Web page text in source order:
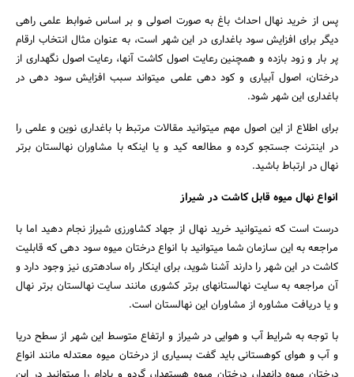
پس از خرید نهال احداث باغ به صورت اصولی و بر اساس ضوابط علمی راهی
دیگر برای افزایش سود باغداری در این شهر است، به عنوان مثال انتخاب ارقام
پر بار و زود بازده و همچنین رعایت اصول کاشت آنها، رعایت اصول نگهداری از
درختان، اصول آبیاری و کود دهی علمی می­تواند سبب افزایش سود دهی در
باغداری این شهر شود.
برای اطلاع از این اصول مهم می­توانید مقالات مرتبط با باغداری نوین و علمی را
در اینترنت جستجو کرده و مطالعه کید و یا اینکه با مشاوران نهالستان برتر
نهال در ارتباط باشید.
انواع نهال میوه قابل کاشت در شیراز
درست است که نمی­توانید خرید نهال از جهاد کشاورزی شیراز نجام دهید اما با
مراجعه به این سازمان شما می­توانید با انواع درختان میوه سود دهی که قابلیت
کاشت در این شهر را دارند آشنا شوید، برای اینکار راه ساده­تری نیز وجود دارد و
آن مراجعه به سایت نهالستان­های برتر کشوری مانند سایت نهالستان برتر نهال
و یا دریافت مشاوره از مشاوران این نهالستان است.
با توجه به شرایط آب و هوایی در شیراز و ارتفاع متوسط این شهر از سطح دریا
و آب و هوای کوهستانی باید گفت بسیاری از درختان میوه معتدله مانند انواع